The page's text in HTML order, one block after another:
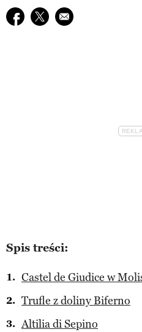
Udostępnij na facebook
Udostępnij na twitter
E-mail do
Spis treści:
Castel de Giudice w
Trufle z doliny Biferno
Altilia di Sepino